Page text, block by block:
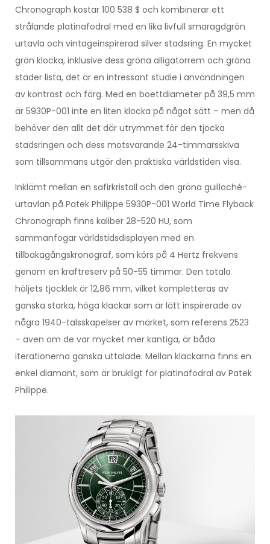
Chronograph kostar 100 538 $ och kombinerar ett
strålande platinafodral med en lika livfull smaragdgrön
urtavla och vintageinspirerad silver stadsring. En mycket
grön klocka, inklusive dess gröna alligatorrem och gröna
städer lista, det är en intressant studie i användningen
av kontrast och färg. Med en boettdiameter på 39,5 mm
är 5930P-001 inte en liten klocka på något sätt – men då
behöver den allt det där utrymmet för den tjocka
stadsringen och dess motsvarande 24-timmarsskiva
som tillsammans utgör den praktiska världstiden visa.
Inklämt mellan en safirkristall och den gröna guilloché-
urtavlan på Patek Philippe 5930P-001 World Time Flyback
Chronograph finns kaliber 28-520 HU, som
sammanfogar världstidsdisplayen med en
tillbakagångskronograf, som körs på 4 Hertz frekvens
genom en kraftreserv på 50-55 timmar. Den totala
höljets tjocklek är 12,86 mm, vilket kompletteras av
ganska starka, höga klackar som är lätt inspirerade av
några 1940-talsskapelser av märket, som referens 2523
– även om de var mycket mer kantiga, är båda
iterationerna ganska uttalade. Mellan klackarna finns en
enkel diamant, som är brukligt för platinafodral av Patek
Philippe.